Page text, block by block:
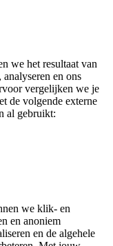
we het resultaat van
en ons
vergelijken we je
de volgende externe
al gebruikt:
we klik- en
en anoniem
en de algehele